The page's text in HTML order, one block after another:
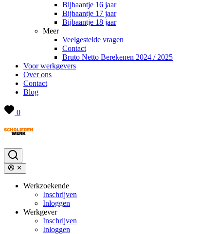
Bijbaantje 16 jaar
Bijbaantje 17 jaar
Bijbaantje 18 jaar
Meer
Veelgestelde vragen
Contact
Bruto Netto Berekenen 2024 / 2025
Voor werkgevers
Over ons
Contact
Blog
0
Werkzoekende
Inschrijven
Inloggen
Werkgever
Inschrijven
Inloggen